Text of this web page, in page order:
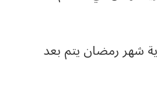
شهر رمضان يتم بعد